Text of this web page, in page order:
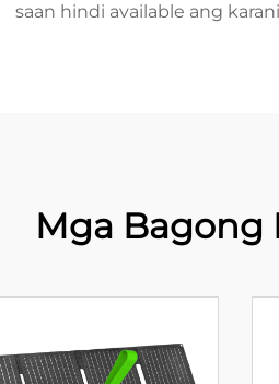
saan hindi available ang
Mga Bagong